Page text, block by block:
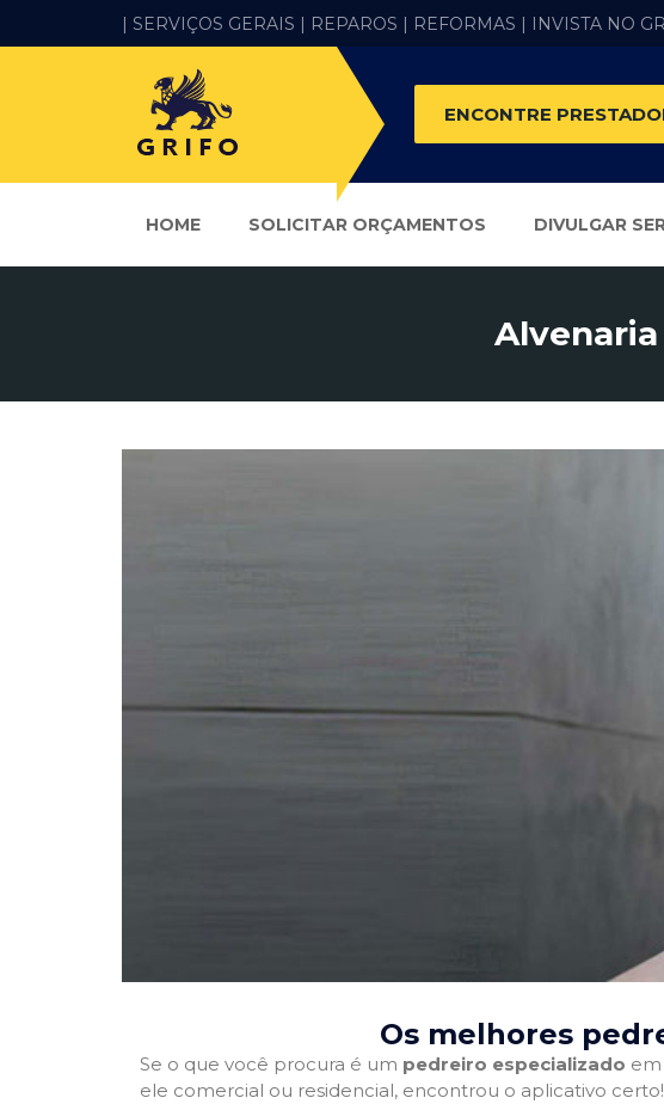
| SERVIÇOS GERAIS | REPAROS | REFORMAS | INVISTA NO
ENCONTRE
HOME SOLICITAR ORÇAMENTOS DIVULGAR
Os melhores
Se o que você procura é um pedreiro especializado em
ele comercial ou residencial, encontrou o aplicativo